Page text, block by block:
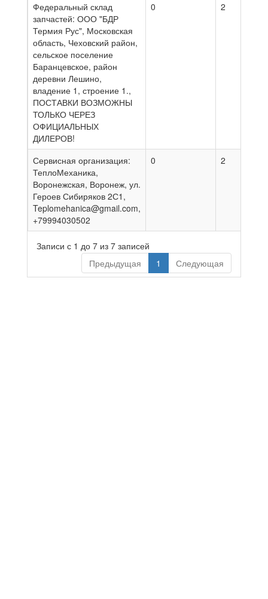
Федеральный склад
запчастей: ООО "БДР
Термия Рус", Московская
область, Чеховский район,
сельское поселение
Баранцевское, район
деревни Лешино,
владение 1, строение 1.,
ПОСТАВКИ ВОЗМОЖНЫ
ТОЛЬКО ЧЕРЕЗ
ОФИЦИАЛЬНЫХ
ДИЛЕРОВ!
0 2
Сервисная организация:
ТеплоМеханика,
Воронежская, Воронеж, ул.
Героев Сибиряков 2С1,
Teplomehanica@gmail.com,
+79994030502
0 2
Записи с 1 до 7 из 7 записей
Предыдущая
1 Следующая